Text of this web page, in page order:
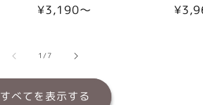
通
格
¥3,190〜
通
1/の
7
すべてを表示する